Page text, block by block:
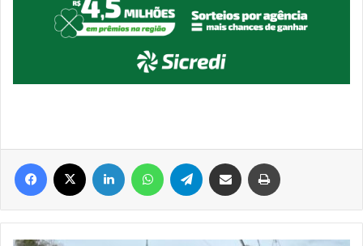
Facebook Linkedin WhatsAppTelegram Compartilhar via e-mail